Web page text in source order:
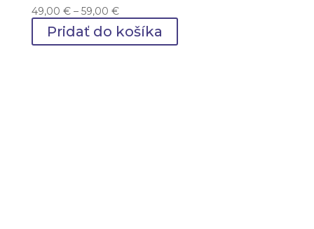
49,00 € – 59,00 €Price
range:
49,00 €
Pridať do košíka